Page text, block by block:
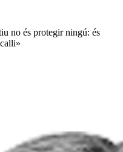
no és protegir ningú: és